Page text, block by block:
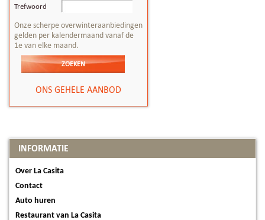
Trefwoord
Onze scherpe overwinteraanbiedingen
gelden per kalendermaand vanaf de
1e van elke maand.
ONS GEHELE AANBOD
INFORMATIE
Over La Casita
Contact
Auto huren
Restaurant van La Casita